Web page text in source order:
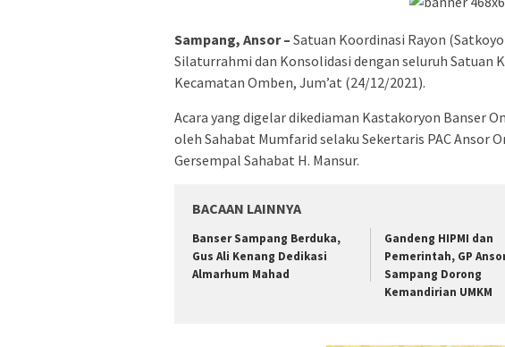
Sampang, Ansor – Satuan Koordinasi Rayon
Silaturrahmi dan Konsolidasi dengan seluruh Satuan
Kecamatan Omben, Jum’at (24/12/2021).
Acara yang digelar dikediaman Kastakoryon Banser
oleh Sahabat Mumfarid selaku Sekertaris PAC Ansor
Gersempal Sahabat H. Mansur.
BACAAN LAINNYA
Banser Sampang Berduka,
Gus Ali Kenang Dedikasi
Almarhum Mahad
Gandeng HIPMI dan
Pemerintah, GP
Sampang Dorong
Kemandirian UMKM